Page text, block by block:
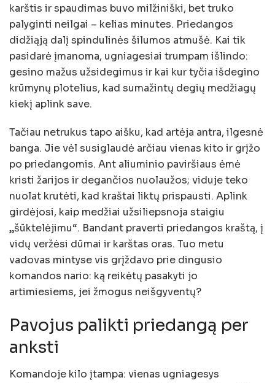
karštis ir spaudimas buvo milžiniški, bet truko
palyginti neilgai – kelias minutes. Priedangos
didžiąją dalį spindulinės šilumos atmušė. Kai tik
pasidarė įmanoma, ugniagesiai trumpam išlindo:
gesino mažus užsidegimus ir kai kur tyčia išdegino
krūmynų plotelius, kad sumažintų degių medžiagų
kiekį aplink save.
Tačiau netrukus tapo aišku, kad artėja antra, ilgesnė
banga. Jie vėl susiglaudė arčiau vienas kito ir grįžo
po priedangomis. Ant aliuminio paviršiaus ėmė
kristi žarijos ir degančios nuolaužos; viduje teko
nuolat krutėti, kad kraštai liktų prispausti. Aplink
girdėjosi, kaip medžiai užsiliepsnoja staigiu
„šūktelėjimu“. Bandant praverti priedangos kraštą, į
vidų veržėsi dūmai ir karštas oras. Tuo metu
vadovas mintyse vis grįždavo prie dingusio
komandos nario: ką reikėtų pasakyti jo
artimiesiems, jei žmogus neišgyventų?
Pavojus palikti priedangą per
anksti
Komandoje kilo įtampa: vienas ugniagesys